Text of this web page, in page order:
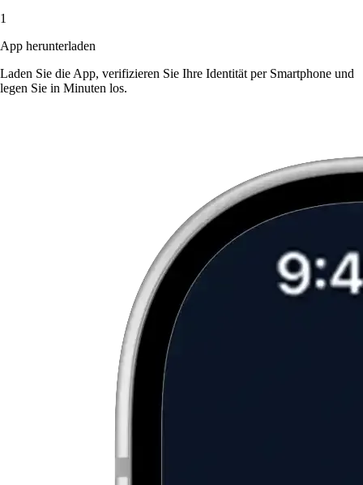
1
App herunterladen
Laden Sie die App, verifizieren Sie Ihre Identität per Smartphone und
legen Sie in Minuten los.